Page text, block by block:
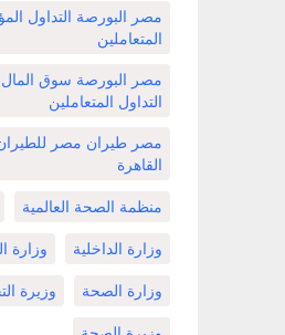
مصر البورصة التداول
المتعاملين
مصر البورصة سوق
التداول المتعاملين
مصر طيران مصر
القاهرة
منظمة الصحة العالمية
وزارة الداخلية وزارة
وزارة الصحة وزيرة